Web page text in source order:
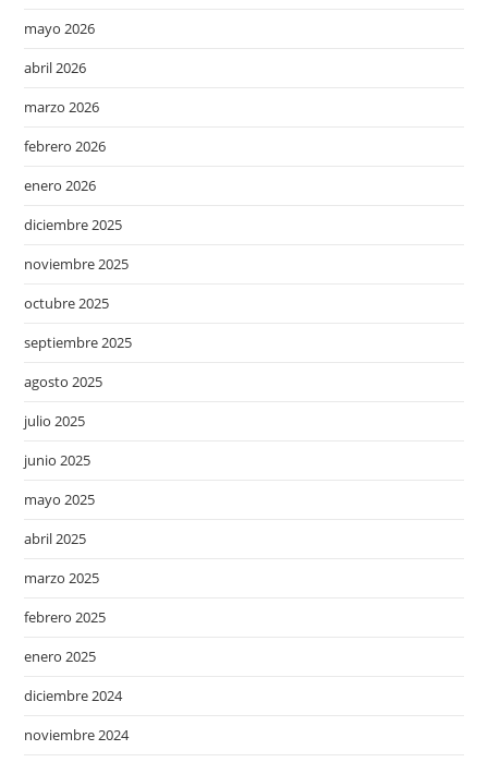
mayo 2026
abril 2026
marzo 2026
febrero 2026
enero 2026
diciembre 2025
noviembre 2025
octubre 2025
septiembre 2025
agosto 2025
julio 2025
junio 2025
mayo 2025
abril 2025
marzo 2025
febrero 2025
enero 2025
diciembre 2024
noviembre 2024